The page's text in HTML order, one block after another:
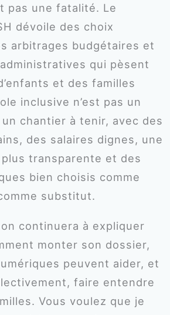
pas une fatalité. Le
dévoile des choix
arbitrages budgétaires et
qui pèsent
et des familles
inclusive n’est pas un
un chantier à tenir, avec des
des salaires dignes, une
transparente et des
bien choisis comme
substitut.
continuera à expliquer
monter son dossier,
peuvent aider, et
faire entendre
Vous voulez que je